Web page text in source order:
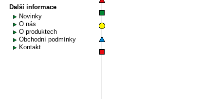
Další informace
Novinky
O nás
O produktech
Obchodní podmínky
Kontakt